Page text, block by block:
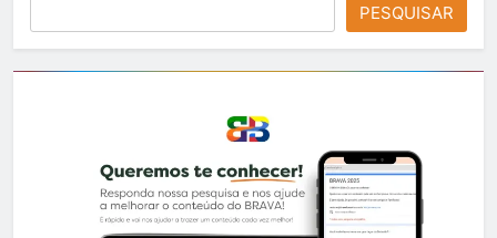
PESQUISAR